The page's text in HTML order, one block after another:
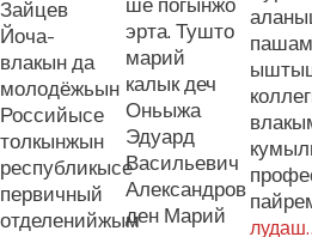
Зайцев
Йоча-
влакын да
молодёжьын
Российысе
толкынжын
республикысе
первичный
отделенийжым
эрта. Тушто
марий
калык деч
Оньыжа
Эдуард
Васильевич
Александров
ден Марий
пашам